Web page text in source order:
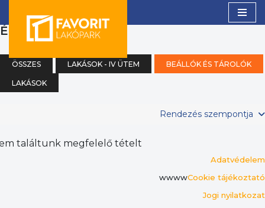
content
ÉK
ÖSSZES LAKÁSOK - IV ÜTEM BEÁLLÓK ÉS TÁROLÓK
LAKÁSOK
Rendezés szempontja
találtunk megfelelő tételt
Adatvédelem
wwwwCookie tájékoztató
Jogi nyilatkozat